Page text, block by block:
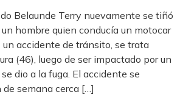
Belaunde Terry nuevamente se tiñó
hombre quien conducía un motocar
accidente de tránsito, se trata
(46), luego de ser impactado por un
dio a la fuga. El accidente se
semana cerca […]